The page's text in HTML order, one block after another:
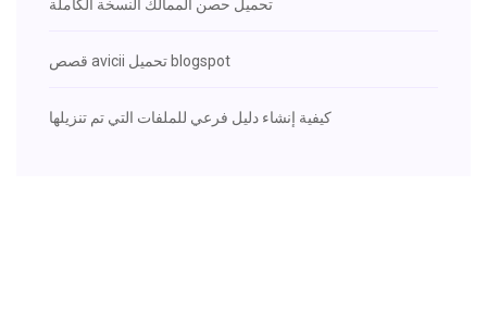
تحميل حصن الممالك النسخة الكاملة
قصص avicii تحميل blogspot
كيفية إنشاء دليل فرعي للملفات التي تم تنزيلها